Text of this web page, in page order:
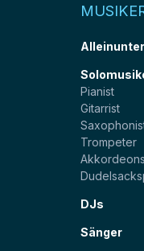
Pianist
Gitarrist
Trompeter
DJs
Sänger